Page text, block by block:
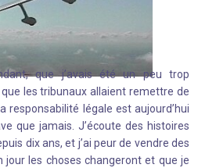
que j’avais été un peu trop
les tribunaux allaient remettre de
responsabilité légale est aujourd’hui
que jamais. J’écoute des histoires
dix ans, et j’ai peur de vendre des
jour les choses changeront et que je